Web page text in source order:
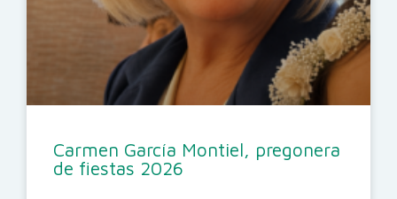
Carmen García Montiel, pregonera
de fiestas 2026